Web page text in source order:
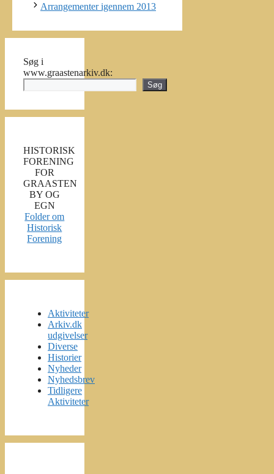
Arrangementer igennem 2013
Søg i
www.graastenarkiv.dk:
Søg
HISTORISK
FORENING
FOR
GRAASTEN
BY OG
EGN
Folder om
Historisk
Forening
Aktiviteter
Arkiv.dk
udgivelser
Diverse
Historier
Nyheder
Nyhedsbrev
Tidligere
Aktiviteter